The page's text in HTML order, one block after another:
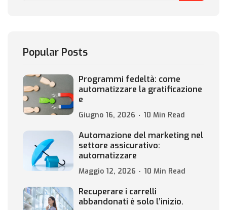
Popular Posts
Programmi fedeltà: come
automatizzare la gratificazione
e
Giugno 16, 2026 10 Min Read
Automazione del marketing nel
settore assicurativo:
automatizzare
Maggio 12, 2026 10 Min Read
Recuperare i carrelli
abbandonati è solo l’inizio.